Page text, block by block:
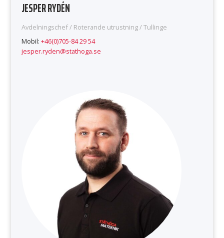
JESPER RYDÉN
Avdelningschef / Roterande utrustning / Tullinge
Mobil: +46(0)705-84 29 54
jesper.ryden@stathoga.se